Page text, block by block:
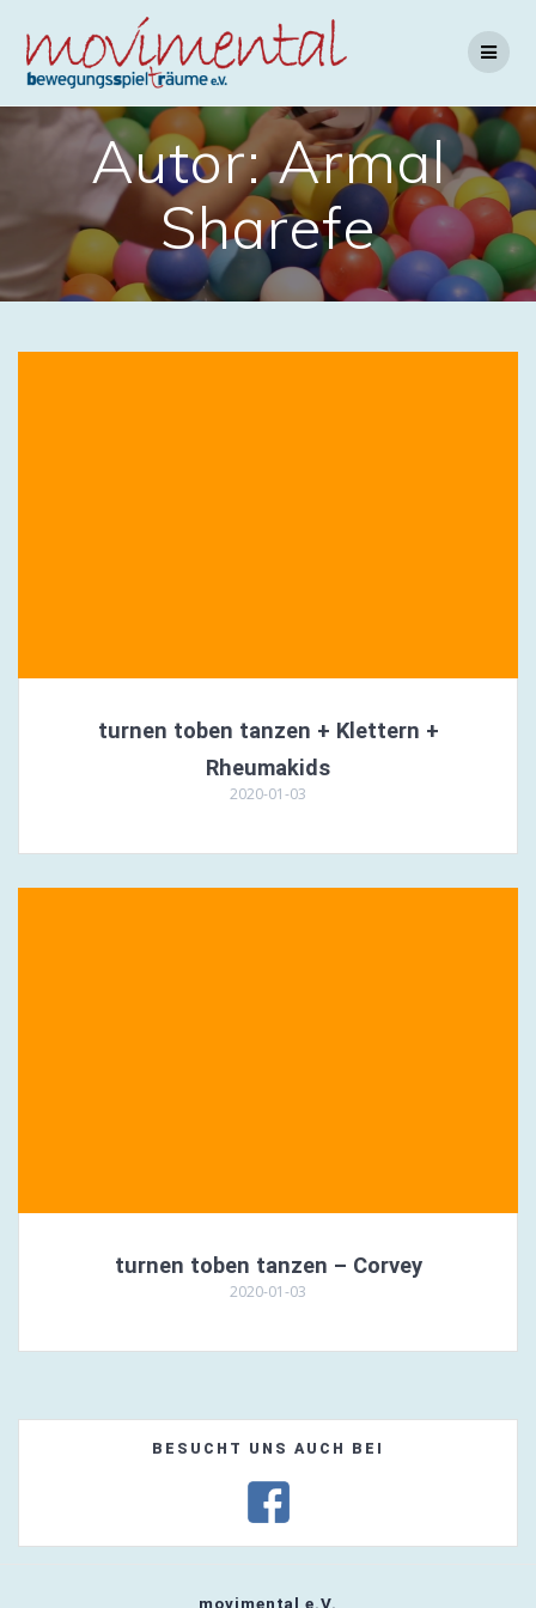
to
content
Autor:Armal
Sharefe
turnen toben tanzen + Klettern +
Rheumakids
2020-01-03
turnen toben tanzen – Corvey
2020-01-03
BESUCHT UNS AUCH BEI
movimental e.V.